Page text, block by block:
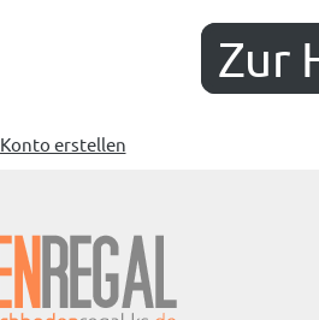
Zur
Konto erstellen